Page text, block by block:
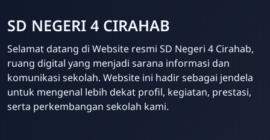
Admin
Online
SD NEGERI 4 CIRAHAB
Selamat datang di Website resmi SD Negeri 4 Cirahab,
ruang digital yang menjadi sarana informasi dan
komunikasi sekolah. Website ini hadir sebagai jendela
untuk mengenal lebih dekat profil, kegiatan, prestasi,
serta perkembangan sekolah kami.